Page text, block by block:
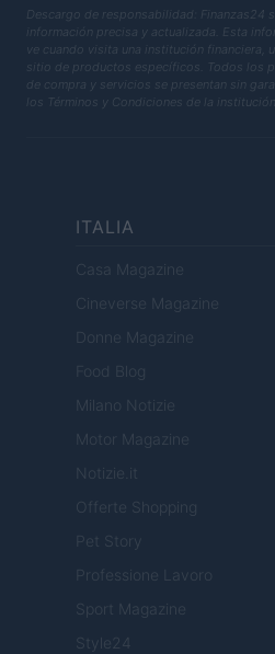
Descargo de responsabilidad: Finanzas24
información precisa y actualizada. Esta
ve cuando visita una institución financiera,
sitio de productos específicos. Todos los
de compra y servicios se presentan sin
los Términos y Condiciones de la
ITALIA
Casa Magazine
Cineverse Magazine
Donne Magazine
Food Blog
Milano Notizie
Motor Magazine
Notizie.it
Offerte Shopping
Pet Story
Professione Lavoro
Sport Magazine
Style24